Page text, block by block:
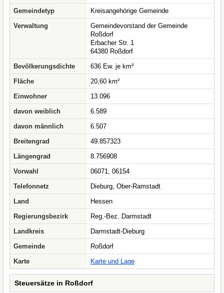
Gemeindetyp
Kreisangehörige Gemeinde
Verwaltung
Gemeindevorstand der Gemeinde
Roßdorf
Erbacher Str. 1
64380 Roßdorf
Bevölkerungsdichte
636 Ew. je km²
Fläche
20,60 km²
Einwohner
13.096
davon weiblich
6.589
davon männlich
6.507
Breitengrad
49.857323
Längengrad
8.756908
Vorwahl
06071, 06154
Telefonnetz
Dieburg, Ober-Ramstadt
Land
Hessen
Regierungsbezirk
Reg.-Bez. Darmstadt
Landkreis
Darmstadt-Dieburg
Gemeinde
Roßdorf
Karte
Karte und Lage
Steuersätze in Roßdorf